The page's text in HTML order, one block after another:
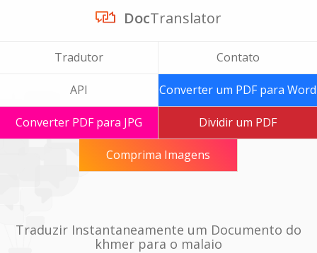
DocTranslator
Tradutor Contato
API Converter um PDF para Word
Converter PDF para JPG Dividir um PDF
Comprima Imagens
Traduzir Instantaneamente um Documento do
khmer para o malaio